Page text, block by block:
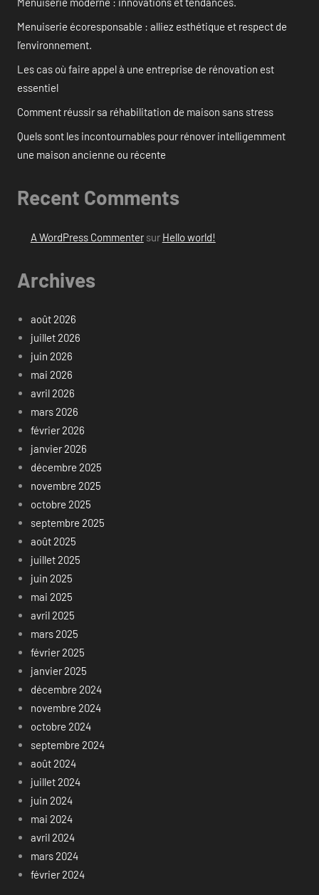
Menuiserie écoresponsable : alliez esthétique et respect de
l’environnement.
Les cas où faire appel à une entreprise de rénovation est
essentiel
Comment réussir sa réhabilitation de maison sans stress
Quels sont les incontournables pour rénover intelligemment
une maison ancienne ou récente
Recent Comments
A WordPress Commentersur Hello world!
Archives
août 2026
juillet 2026
juin 2026
mai 2026
avril 2026
mars 2026
février 2026
janvier 2026
décembre 2025
novembre 2025
octobre 2025
septembre 2025
août 2025
juillet 2025
juin 2025
mai 2025
avril 2025
mars 2025
février 2025
janvier 2025
décembre 2024
novembre 2024
octobre 2024
septembre 2024
août 2024
juillet 2024
juin 2024
mai 2024
avril 2024
mars 2024
février 2024